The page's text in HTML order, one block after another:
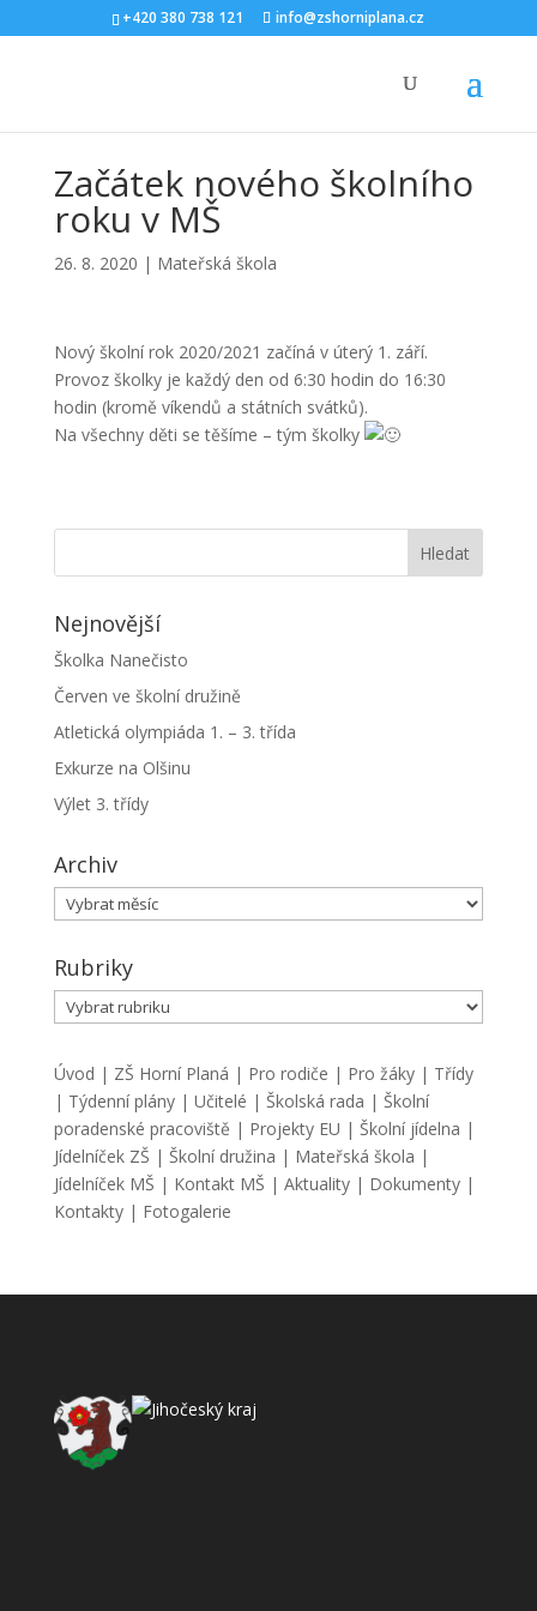
+420 380 738 121 info@zshorniplana.cz
Začátek nového školního
roku v MŠ
26. 8. 2020 | Mateřská škola
Nový školní rok 2020/2021 začíná v úterý 1. září.
Provoz školky je každý den od 6:30 hodin do 16:30
hodin (kromě víkendů a státních svátků).
Na všechny děti se těšíme – tým školky
Nejnovější
Školka Nanečisto
Červen ve školní družině
Atletická olympiáda 1. – 3. třída
Exkurze na Olšinu
Výlet 3. třídy
Archiv
Archiv
Rubriky
Rubriky
Úvod | ZŠ Horní Planá | Pro rodiče | Pro žáky| Třídy
| Týdenní plány| Učitelé | Školská rada | Školní
poradenské pracoviště | Projekty EU | Školní jídelna |
Jídelníček ZŠ | Školní družina | Mateřská škola |
Jídelníček MŠ | Kontakt MŠ | Aktuality| Dokumenty|
Kontakty| Fotogalerie